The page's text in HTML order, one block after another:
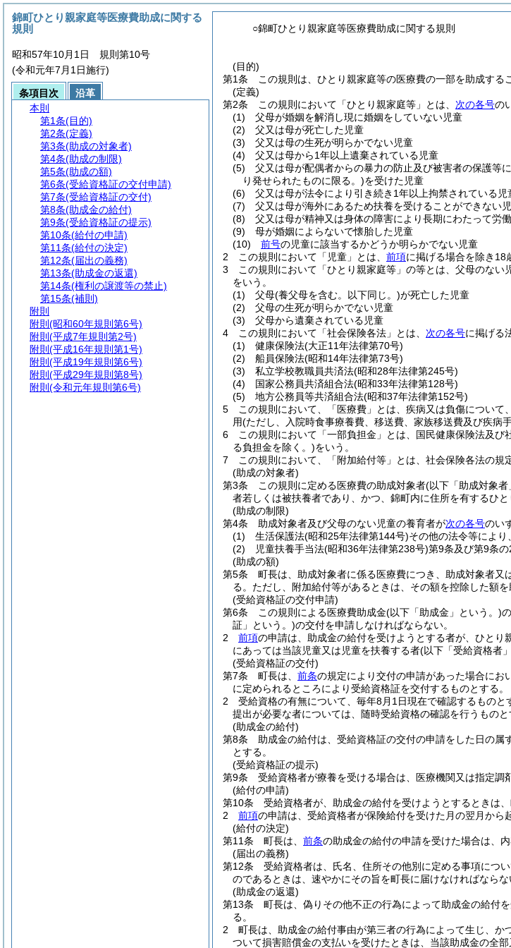
○錦町ひとり親家庭等医療費助成に関する規則
(目的)
第1条
この規則は、ひとり親家庭等の医療費の一部を助成する
(定義)
第2条
この規則において「ひとり親家庭等」とは、 次の各号の
(1)
父母が婚姻を解消し現に婚姻をしていない児童
(2)
父又は母が死亡した児童
(3)
父又は母の生死が明らかでない児童
(4)
父又は母から1年以上遺棄されている児童
(5)
父又は母が配偶者からの暴力の防止及び被害者の保護等
り発せられたものに限る。)を受けた児童
(6)
父又は母が法令により引き続き1年以上拘禁されている児
(7)
父又は母が海外にあるため扶養を受けることができない
(8)
父又は母が精神又は身体の障害により長期にわたって労
(9)
母が婚姻によらないで懐胎した児童
(10)
前号の児童に該当するかどうか明らかでない児童
2
この規則において「児童」とは、 前項に掲げる場合を除き18
3
この規則において「ひとり親家庭等」の等とは、父母のない
をいう。
(1)
父母(養父母を含む。以下同じ。)が死亡した児童
(2)
父母の生死が明らかでない児童
(3)
父母から遺棄されている児童
4
この規則において「社会保険各法」とは、 次の各号に掲げる
(1)
健康保険法(大正11年法律第70号)
(2)
船員保険法(昭和14年法律第73号)
(3)
私立学校教職員共済法(昭和28年法律第245号)
(4)
国家公務員共済組合法(昭和33年法律第128号)
(5)
地方公務員等共済組合法(昭和37年法律第152号)
5
この規則において、「医療費」とは、疾病又は負傷について
用(ただし、入院時食事療養費、移送費、家族移送費及び疾病
6
この規則において「一部負担金」とは、国民健康保険法及
る負担金を除く。)をいう。
7
この規則において、「附加給付等」とは、社会保険各法の
(助成の対象者)
第3条
この規則に定める医療費の助成対象者(以下「助成対象者
者若しくは被扶養者であり、かつ、錦町内に住所を有するひ
(助成の制限)
第4条
助成対象者及び父母のない児童の養育者が次の各号のい
(1)
生活保護法(昭和25年法律第144号)その他の法令等により
(2)
児童扶養手当法(昭和36年法律第238号)第9条及び第9条の
(助成の額)
第5条
町長は、助成対象者に係る医療費につき、助成対象者
る。 ただし、附加給付等があるときは、その額を控除した額を
(受給資格証の交付申請)
第6条
この規則による医療費助成金(以下「助成金」という。)
証」という。)の交付を申請しなければならない。
2
前項の申請は、助成金の給付を受けようとする者が、ひと
にあっては当該児童又は児童を扶養する者(以下「受給資格者
(受給資格証の交付)
第7条
町長は、 前条の規定により交付の申請があった場合にお
に定められるところにより受給資格証を交付するものとする。
2
受給資格の有無について、毎年8月1日現在で確認するものと
提出が必要な者については、随時受給資格の確認を行うものと
(助成金の給付)
第8条
助成金の給付は、受給資格証の交付の申請をした日の
とする。
(受給資格証の提示)
第9条
受給資格者が療養を受ける場合は、医療機関又は指定調
(給付の申請)
第10条
受給資格者が、助成金の給付を受けようとするときは
2
前項の申請は、受給資格者が保険給付を受けた月の翌月から
(給付の決定)
第11条
町長は、 前条の助成金の給付の申請を受けた場合は、
(届出の義務)
第12条
受給資格者は、氏名、住所その他別に定める事項につ
のであるときは、速やかにその旨を町長に届けなければならな
(助成金の返還)
第13条
町長は、偽りその他不正の行為によって助成金の給付
る。
2
町長は、助成金の給付事由が第三者の行為によって生じ、
ついて損害賠償金の支払いを受けたときは、当該助成金の全部
錦町ひとり親家庭等医療費助成に関する
規則
昭和57年10月1日 規則第10号
(令和元年7月1日施行)
条項目次
沿革
本則
第1条(目的)
第2条(定義)
第3条(助成の対象者)
第4条(助成の制限)
第5条(助成の額)
第6条(受給資格証の交付申請)
第7条(受給資格証の交付)
第8条(助成金の給付)
第9条(受給資格証の提示)
第10条(給付の申請)
第11条(給付の決定)
第12条(届出の義務)
第13条(助成金の返還)
第14条(権利の譲渡等の禁止)
第15条(補則)
附則
附則 (昭和60年規則第6号)
附則 (平成7年規則第2号)
附則 (平成16年規則第1号)
附則 (平成19年規則第6号)
附則 (平成29年規則第8号)
附則 (令和元年規則第6号)